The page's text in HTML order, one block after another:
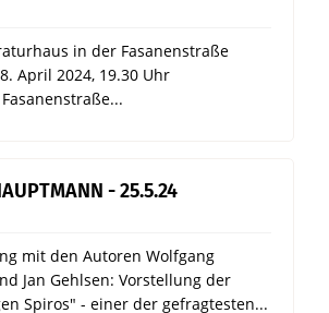
in der Fasanenstraße
April 2024, 19.30 Uhr
- 25.5.24
mit den Autoren Wolfgang
Jan Gehlsen: Vorstellung der
Spiros" - einer der gefragtesten...